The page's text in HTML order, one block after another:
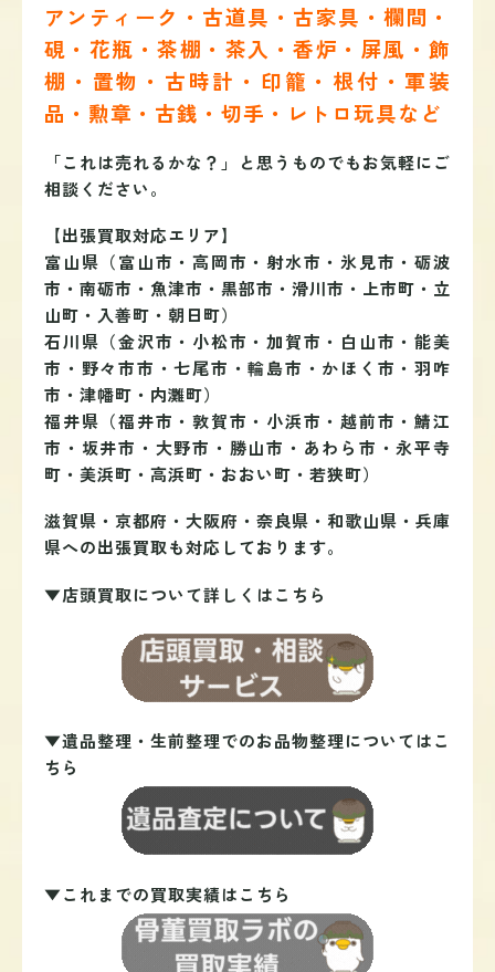
アンティーク・古道具・古家具・欄間・
硯・花瓶・茶棚・茶入・香炉・屏風・飾
棚・置物・古時計・印籠・根付・軍装
品・勲章・古銭・切手・レトロ玩具など
「これは売れるかな？」と思うものでもお気軽にご
相談ください。
【出張買取対応エリア】
富山県（富山市・高岡市・射水市・氷見市・砺波
市・南砺市・魚津市・黒部市・滑川市・上市町・立
山町・入善町・朝日町）
石川県（金沢市・小松市・加賀市・白山市・能美
市・野々市市・七尾市・輪島市・かほく市・羽咋
市・津幡町・内灘町）
福井県（福井市・敦賀市・小浜市・越前市・鯖江
市・坂井市・大野市・勝山市・あわら市・永平寺
町・美浜町・高浜町・おおい町・若狭町）
滋賀県・京都府・大阪府・奈良県・和歌山県・兵庫
県への出張買取も対応しております。
▼店頭買取について詳しくはこちら
▼遺品整理・生前整理でのお品物整理についてはこ
ちら
▼これまでの買取実績はこちら